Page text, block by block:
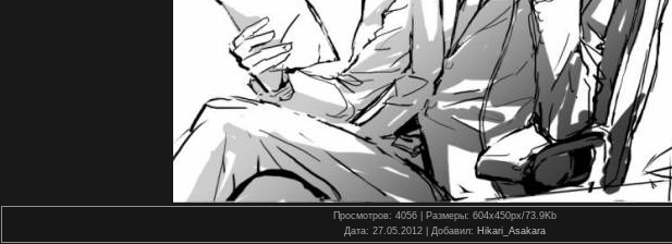
Просмотров: 4056 | Размеры: 604x450px/73.9Kb
Дата: 27.05.2012 | Добавил: Hikari_Asakara